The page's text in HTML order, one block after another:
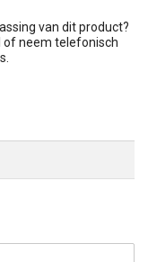
van dit product?
of neem telefonisch